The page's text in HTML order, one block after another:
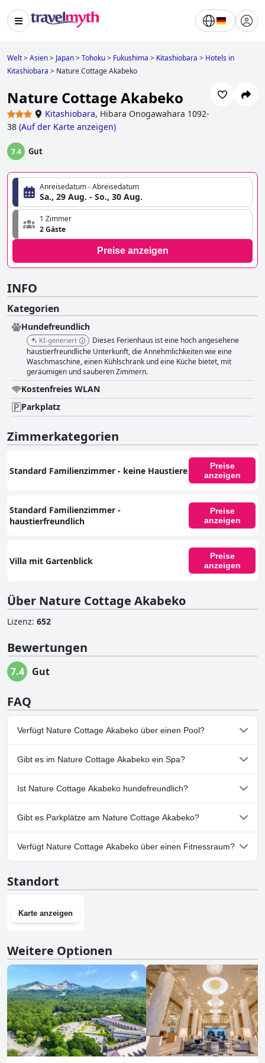
Welt>Asien> Japan>Tohoku> Fukushima > Kitashiobara > Hotels in
Kitashiobara > Nature Cottage Akabeko
Nature Cottage Akabeko
Kitashiobara, Hibara Onogawahara 1092-
38 (Auf der Karte anzeigen)
7.4 Gut
Anreisedatum - Abreisedatum
Sa., 29 Aug. - So., 30 Aug.
1 Zimmer
2 Gäste
Preise anzeigen
INFO
Kategorien
Hundefreundlich
KI-generiert
Dieses Ferienhaus ist eine hoch angesehene
haustierfreundliche Unterkunft, die Annehmlichkeiten wie eine
Waschmaschine, einen Kühlschrank und eine Küche bietet, mit
geräumigen und sauberen Zimmern.
Kostenfreies WLAN
Parkplatz
Zimmerkategorien
Standard Familienzimmer - keine Haustiere
Preise
anzeigen
Standard Familienzimmer -
haustierfreundlich
Preise
anzeigen
Villa mit Gartenblick
Preise
anzeigen
Über Nature Cottage Akabeko
Lizenz: 652
Bewertungen
7.4 Gut
FAQ
Verfügt Nature Cottage Akabeko über einen Pool?
Nein, Nature Cottage Akabeko hat keinen Pool.
Gibt es im Nature Cottage Akabeko ein Spa?
Nein, ein Spa ist im Nature Cottage Akabeko nicht vorhanden.
Ist Nature Cottage Akabeko hundefreundlich?
Ja, Nature Cottage Akabeko heißt Hunde willkommen.
Gibt es Parkplätze am Nature Cottage Akabeko?
Ja, Parkmöglichkeiten sind im Nature Cottage Akabeko
vorhanden.
Verfügt Nature Cottage Akabeko über einen Fitnessraum?
Standort
Karte anzeigen
Weitere Optionen